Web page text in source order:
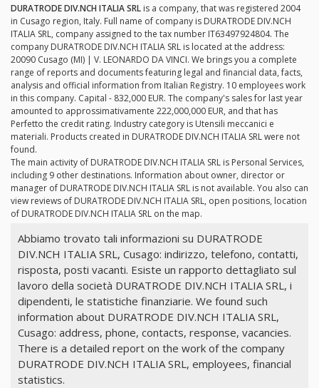
DURATRODE DIV.NCH ITALIA SRL is a company, that was registered 2004
in Cusago region, Italy. Full name of company is DURATRODE DIV.NCH
ITALIA SRL, company assigned to the tax number IT63497924804. The
company DURATRODE DIV.NCH ITALIA SRL is located at the address:
20090 Cusago (MI) | V. LEONARDO DA VINCI. We brings you a complete
range of reports and documents featuring legal and financial data, facts,
analysis and official information from Italian Registry. 10 employees work
in this company. Capital - 832,000 EUR. The company's sales for last year
amounted to approssimativamente 222,000,000 EUR, and that has
Perfetto the credit rating. Industry category is Utensili meccanici e
materiali. Products created in DURATRODE DIV.NCH ITALIA SRL were not
found.
The main activity of DURATRODE DIV.NCH ITALIA SRL is Personal Services,
including 9 other destinations. Information about owner, director or
manager of DURATRODE DIV.NCH ITALIA SRL is not available. You also can
view reviews of DURATRODE DIV.NCH ITALIA SRL, open positions, location
of DURATRODE DIV.NCH ITALIA SRL on the map.
Abbiamo trovato tali informazioni su DURATRODE
DIV.NCH ITALIA SRL, Cusago: indirizzo, telefono, contatti,
risposta, posti vacanti. Esiste un rapporto dettagliato sul
lavoro della società DURATRODE DIV.NCH ITALIA SRL, i
dipendenti, le statistiche finanziarie. We found such
information about DURATRODE DIV.NCH ITALIA SRL,
Cusago: address, phone, contacts, response, vacancies.
There is a detailed report on the work of the company
DURATRODE DIV.NCH ITALIA SRL, employees, financial
statistics.